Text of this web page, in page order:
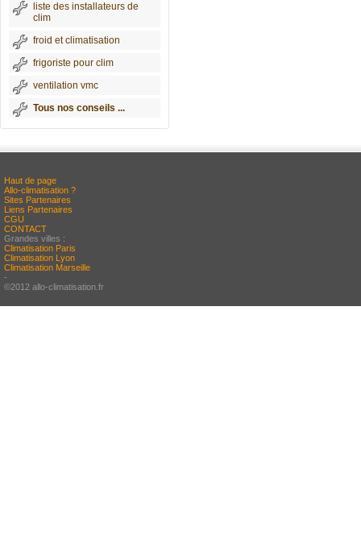
liste des installateurs de
clim
froid et climatisation
frigoriste pour clim
ventilation vmc
Tous nos conseils ...
Haut de page
Allo-climatisation ?
Sites Partenaires
Liens Partenaires
CGU
CONTACT
Grandes villes :
Climatisation Paris
Climatisation Lyon
Climatisation Marseille
-
©2012 allo-climatisation.fr